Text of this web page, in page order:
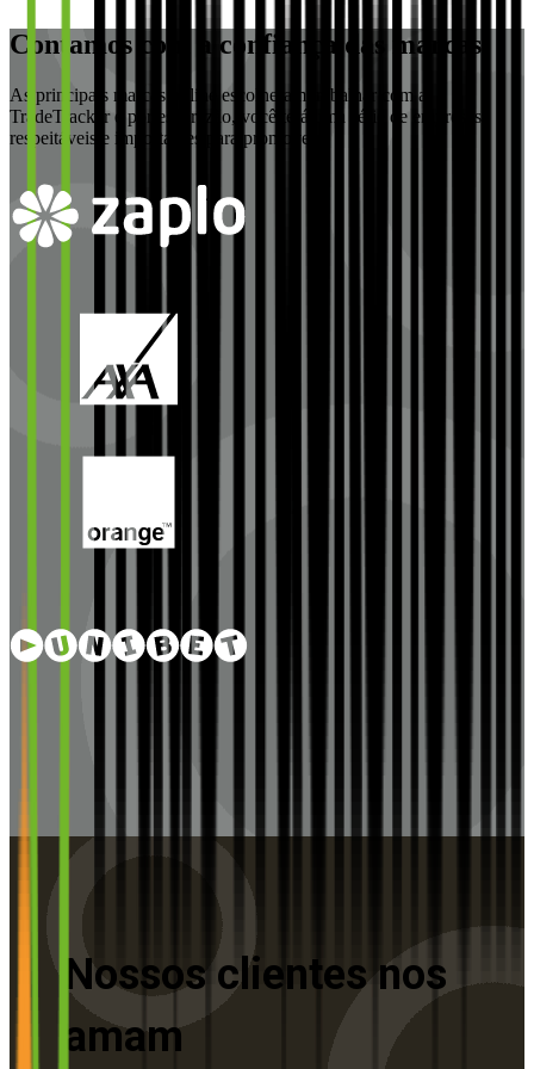
Contamos com a confiança das marcas
As principais marcas online escolheram trabalhar com a
TradeTracker e por esta razão, você terá uma série de empresas
respeitáveis e importantes para promover.
Nossos clientes nos
amam